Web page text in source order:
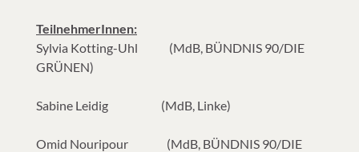
TeilnehmerInnen:
Sylvia Kotting-Uhl (MdB, BÜNDNIS 90/DIE
GRÜNEN)
Sabine Leidig (MdB, Linke)
Omid Nouripour (MdB, BÜNDNIS 90/DIE